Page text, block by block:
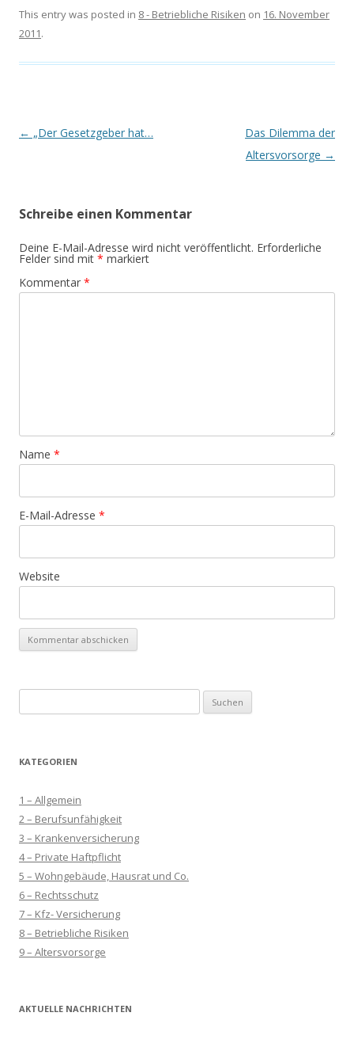
This entry was posted in 8 - Betriebliche Risiken on 16. November
2011.
Post navigation
← „Der Gesetzgeber hat…
Das Dilemma der
Altersvorsorge →
Schreibe einen Kommentar
Deine E-Mail-Adresse wird nicht veröffentlicht. Erforderliche
Felder sind mit * markiert
Kommentar *
Name *
E-Mail-Adresse *
Website
nach:
KATEGORIEN
1 – Allgemein
2 – Berufsunfähigkeit
3 – Krankenversicherung
4 – Private Haftpflicht
5 – Wohngebäude, Hausrat und Co.
6 – Rechtsschutz
7 – Kfz- Versicherung
8 – Betriebliche Risiken
9 – Altersvorsorge
AKTUELLE NACHRICHTEN